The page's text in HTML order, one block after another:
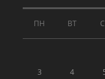
ПН ВТ
3 4